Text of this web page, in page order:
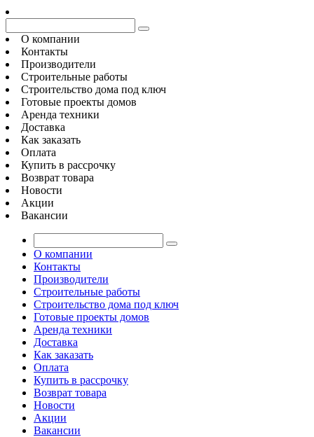
О компании
Контакты
Производители
Строительные работы
Строительство дома под ключ
Готовые проекты домов
Аренда техники
Доставка
Как заказать
Оплата
Купить в рассрочку
Возврат товара
Новости
Акции
Вакансии
О компании
Контакты
Производители
Строительные работы
Строительство дома под ключ
Готовые проекты домов
Аренда техники
Доставка
Как заказать
Оплата
Купить в рассрочку
Возврат товара
Новости
Акции
Вакансии